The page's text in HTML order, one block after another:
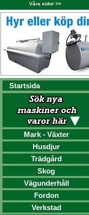
Våra sidor >>
Startsida
Mark - Växter
Husdjur
Trädgård
Skog
Vägunderhåll
Fordon
Verkstad